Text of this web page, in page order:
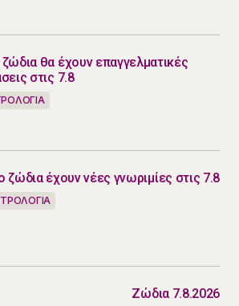
θα έχουν επαγγελματικές
στις 7.8
ζώδια έχουν νέες γνωριμίες στις 7.8
Ζώδια 7.8.2026